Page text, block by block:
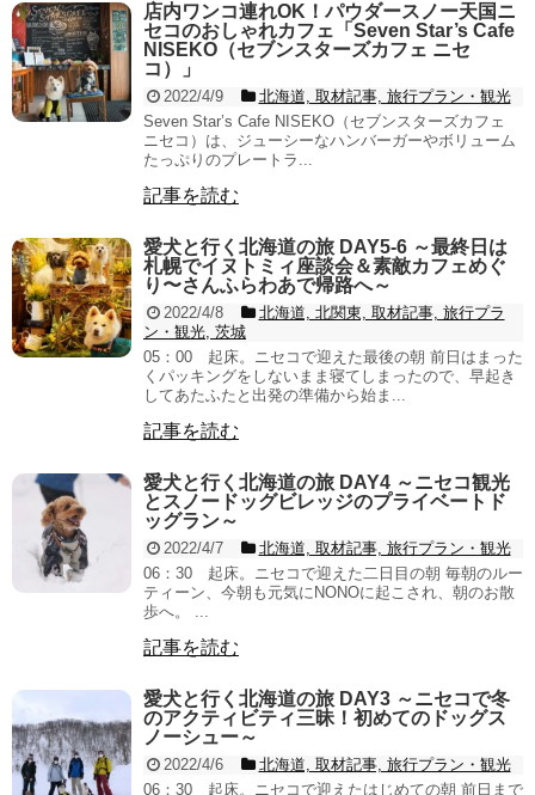
店内ワンコ連れOK！パウダースノー天国ニ
セコのおしゃれカフェ「Seven Star’s Cafe
NISEKO（セブンスターズカフェ ニセ
コ）」
2022/4/9
北海道, 取材記事, 旅行プラン・観光
Seven Star’s Cafe NISEKO（セブンスターズカフェ
ニセコ）は、ジューシーなハンバーガーやボリューム
たっぷりのプレートラ...
記事を読む
愛犬と行く北海道の旅 DAY5-6 ～最終日は
札幌でイヌトミィ座談会＆素敵カフェめぐ
り〜さんふらわあで帰路へ～
2022/4/8
北海道, 北関東, 取材記事, 旅行プラ
ン・観光, 茨城
05：00 起床。ニセコで迎えた最後の朝 前日はまった
くパッキングをしないまま寝てしまったので、早起き
してあたふたと出発の準備から始ま...
記事を読む
愛犬と行く北海道の旅 DAY4 ～ニセコ観光
とスノードッグビレッジのプライベートド
ッグラン～
2022/4/7
北海道, 取材記事, 旅行プラン・観光
06：30 起床。ニセコで迎えた二日目の朝 毎朝のルー
ティーン、今朝も元気にNONOに起こされ、朝のお散
歩へ。 ...
記事を読む
愛犬と行く北海道の旅 DAY3 ～ニセコで冬
のアクティビティ三昧！初めてのドッグス
ノーシュー～
2022/4/6
北海道, 取材記事, 旅行プラン・観光
06：30 起床。ニセコで迎えたはじめての朝 前日まで